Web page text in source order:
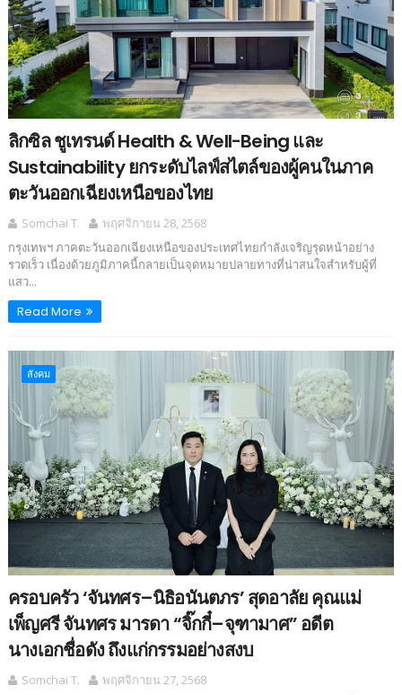
ลิกซิล ชูเทรนด์ Health & Well-Being และ
Sustainability ยกระดับไลฟ์สไตล์ของผู้คนในภาค
ตะวันออกเฉียงเหนือของไทย
Somchai T.
พฤศจิกายน 28, 2568
กรุงเทพฯ ภาคตะวันออกเฉียงเหนือของประเทศไทยกำลังเจริญรุดหน้าอย่าง
รวดเร็ว เนื่องด้วยภูมิภาคนี้กลายเป็นจุดหมายปลายทางที่น่าสนใจสำหรับผู้ที่
แสว...
Read More
สังคม
ครอบครัว ‘จันทศร–นิธิอนันตภร’ สุดอาลัย คุณแม่
เพ็ญศรี จันทศร มารดา “จิ๊กกี๋–จุฑามาศ” อดีต
นางเอกชื่อดัง ถึงแก่กรรมอย่างสงบ
Somchai T.
พฤศจิกายน 27, 2568